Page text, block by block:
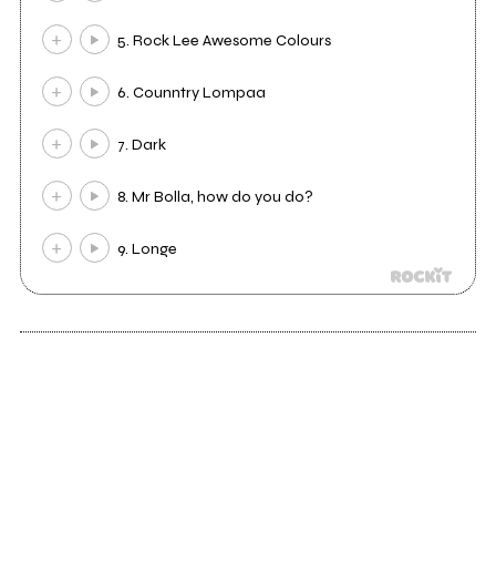
5. Rock Lee Awesome Colours
6. Counntry Lompaa
7. Dark
8. Mr Bolla, how do you do?
9. Longe